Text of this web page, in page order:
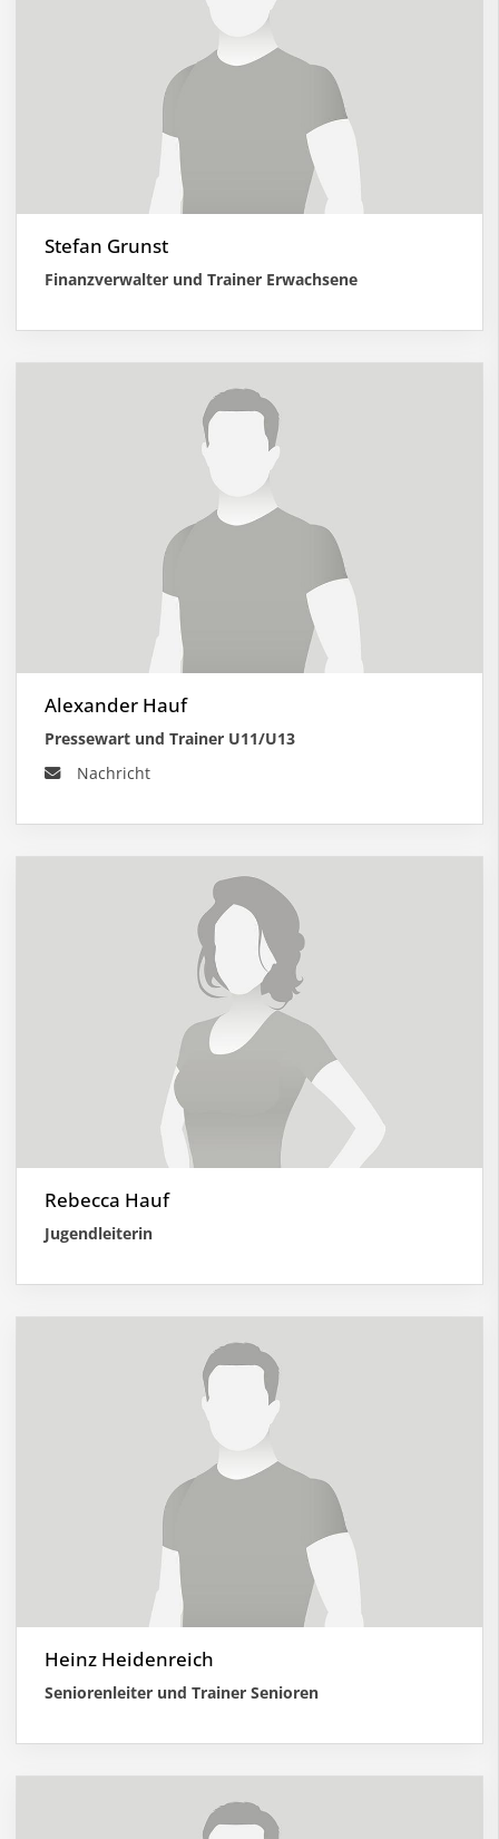
Stefan Grunst
Finanzverwalter und Trainer Erwachsene
Alexander Hauf
Pressewart und Trainer U11/U13
Nachricht
Rebecca Hauf
Jugendleiterin
Heinz Heidenreich
Seniorenleiter und Trainer Senioren